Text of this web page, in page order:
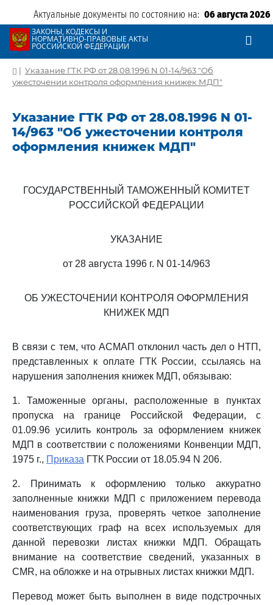
Актуальные документы по состоянию на: 06 августа 2026
ЗАКОНЫ, КОДЕКСЫ И
НОРМАТИВНО-ПРАВОВЫЕ АКТЫ
РОССИЙСКОЙ ФЕДЕРАЦИИ
| Указание ГТК РФ от 28.08.1996 N 01-14/963 "Об
ужесточении контроля оформления книжек МДП"
Указание ГТК РФ от 28.08.1996 N 01-
14/963 "Об ужесточении контроля
оформления книжек МДП"
ГОСУДАРСТВЕННЫЙ ТАМОЖЕННЫЙ КОМИТЕТ
РОССИЙСКОЙ ФЕДЕРАЦИИ
УКАЗАНИЕ
от 28 августа 1996 г. N 01-14/963
ОБ УЖЕСТОЧЕНИИ КОНТРОЛЯ ОФОРМЛЕНИЯ
КНИЖЕК МДП
В связи с тем, что АСМАП отклонил часть дел о НТП,
представленных к оплате ГТК России, ссылаясь на
нарушения заполнения книжек МДП, обязываю:
1. Таможенные органы, расположенные в пунктах
пропуска на границе Российской Федерации, с
01.09.96 усилить контроль за оформлением книжек
МДП в соответствии с положениями Конвенции МДП,
1975 г., Приказа ГТК России от 18.05.94 N 206.
2. Принимать к оформлению только аккуратно
заполненные книжки МДП с приложением перевода
наименования груза, проверять четкое заполнение
соответствующих граф на всех используемых для
данной перевозки листах книжки МДП. Обращать
внимание на соответствие сведений, указанных в
CMR, на обложке и на отрывных листах книжки МДП.
Перевод может быть выполнен в виде подстрочных